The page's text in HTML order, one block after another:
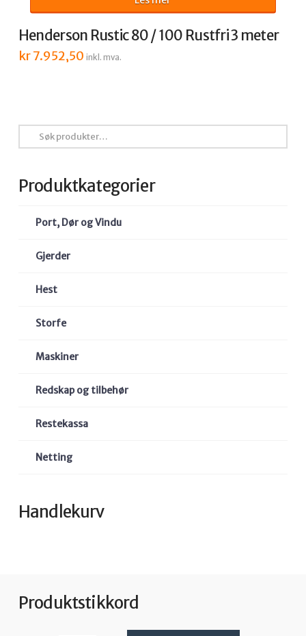
Henderson Rustic 80 / 100 Rustfri 3 meter
kr7.952,50 inkl. mva.
etter:
Produktkategorier
Port, Dør og Vindu
Gjerder
Hest
Storfe
Maskiner
Redskap og tilbehør
Restekassa
Netting
Handlekurv
Produktstikkord